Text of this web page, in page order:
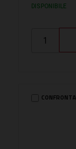
DISPONIBILE
CONFRONTA